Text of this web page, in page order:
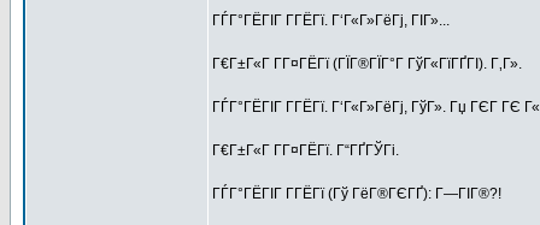
ГЃГ°ГЁГІГ Г­ГЁГї. Г‘Г«Г»ГёГј, ГІГ»...
Г€Г±Г«Г Г­Г¤ГЁГї (ГЇГ®ГЇГ°Г ГўГ«ГїГҐГІ). Г‚Г».
ГЃГ°ГЁГІГ Г­ГЁГї. Г‘Г«Г»ГёГј, ГўГ». Гџ ГЄГ ГЄ
Г€Г±Г«Г Г­Г¤ГЁГї. Г“ГҐГЎГі.
ГЃГ°ГЁГІГ Г­ГЁГї (Гў ГёГ®ГЄГҐ): Г—ГІГ®?!